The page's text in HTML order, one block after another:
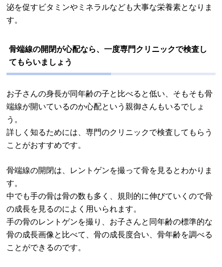
泌を促すビタミンやミネラルなども大事な栄養素となりま
す。
骨端線の開閉が心配なら、一度専門クリニックで検査し
てもらいましょう
お子さんの身長が同年齢の子と比べると低い、そもそも骨
端線が開いているのか心配という親御さんもいるでしょ
う。
詳しく知るためには、専門のクリニックで検査してもらう
ことがおすすめです。
骨端線の開閉は、レントゲンを撮って骨を見るとわかりま
す。
中でも手の骨は骨の数も多く、規則的に伸びていくので骨
の成長を見るのによく用いられます。
手の骨のレントゲンを撮り、お子さんと同年齢の標準的な
骨の成長画像と比べて、骨の成長度合い、骨年齢を調べる
ことができるのです。